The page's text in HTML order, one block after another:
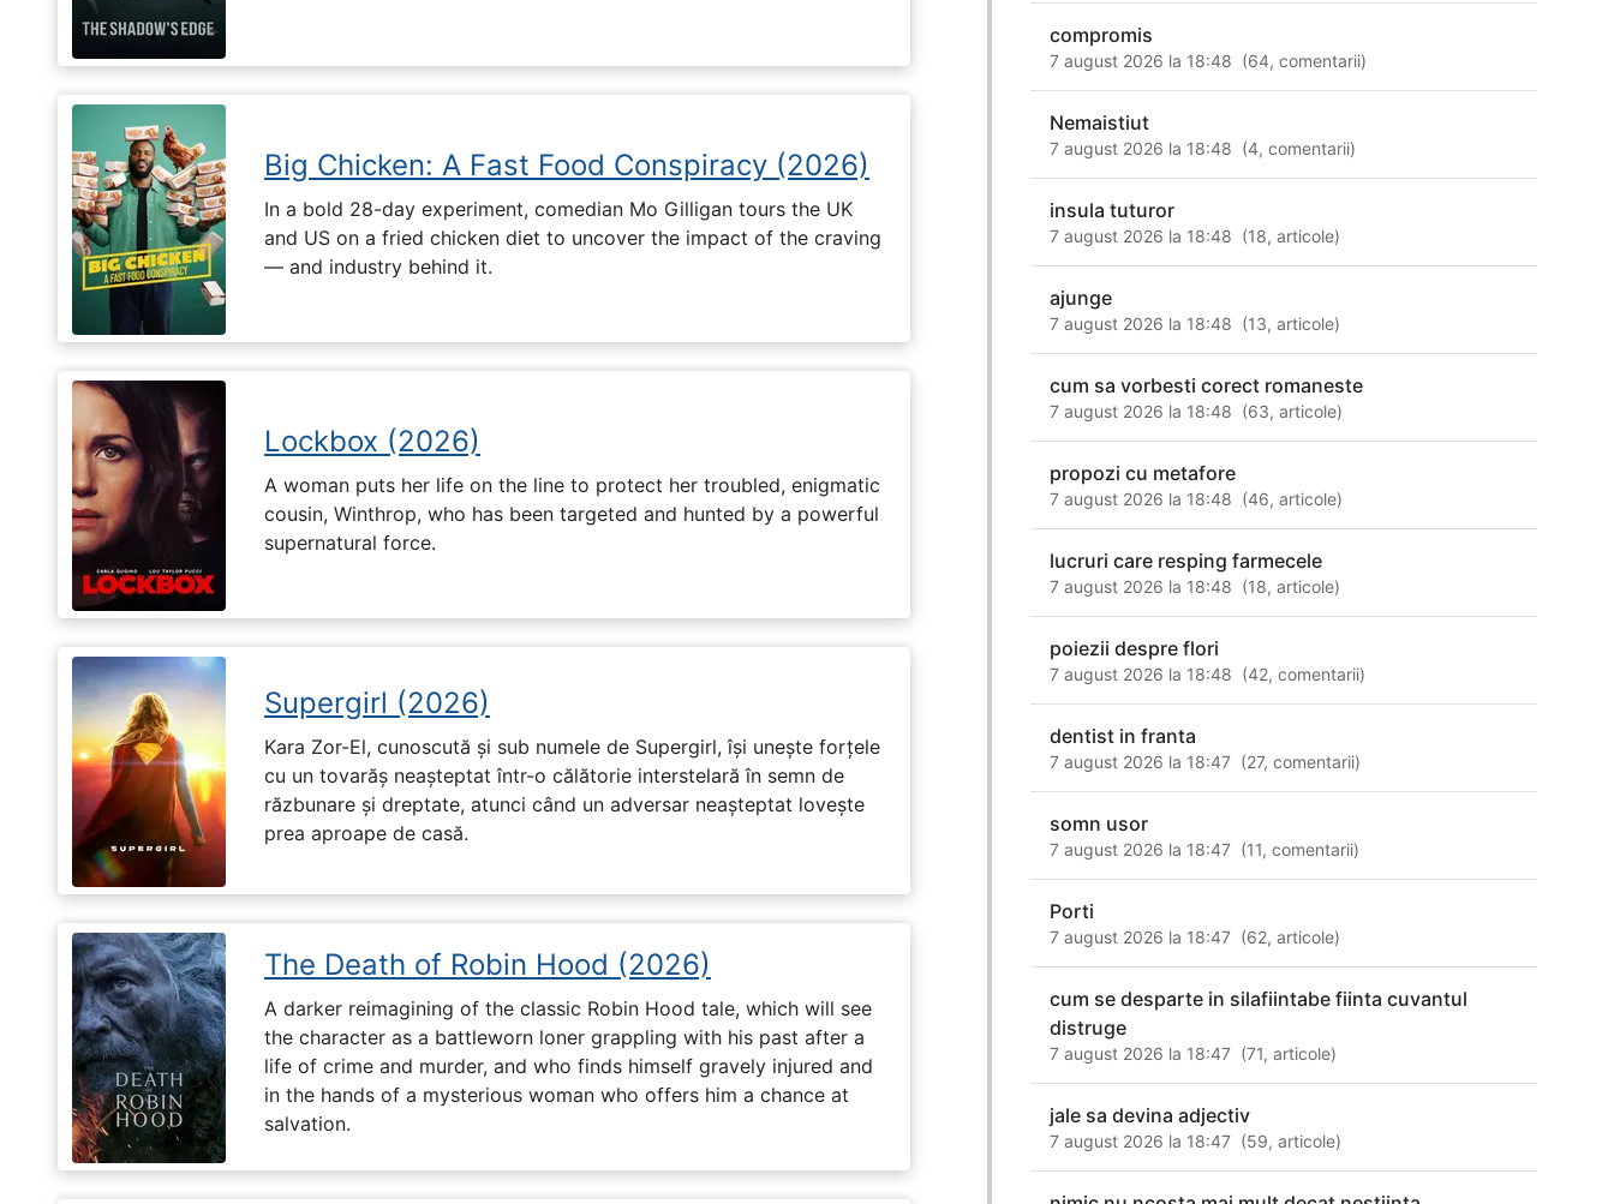
Big Chicken: A Fast Food Conspiracy (2026)
In a bold 28-day experiment, comedian Mo Gilligan tours the UK
and US on a fried chicken diet to uncover the impact of the craving
— and industry behind it.
Lockbox (2026)
A woman puts her life on the line to protect her troubled, enigmatic
cousin, Winthrop, who has been targeted and hunted by a powerful
supernatural force.
Supergirl (2026)
Kara Zor-El, cunoscută și sub numele de Supergirl, își unește forțele
cu un tovarăș neașteptat într-o călătorie interstelară în semn de
răzbunare și dreptate, atunci când un adversar neașteptat lovește
prea aproape de casă.
The Death of Robin Hood (2026)
A darker reimagining of the classic Robin Hood tale, which will see
the character as a battleworn loner grappling with his past after a
life of crime and murder, and who finds himself gravely injured and
in the hands of a mysterious woman who offers him a chance at
salvation.
compromis
7 august 2026 la 18:48 (64,comentarii)
Nemaistiut
7 august 2026 la 18:48 (4,comentarii)
insula tuturor
7 august 2026 la 18:48 (18,articole)
ajunge
7 august 2026 la 18:48 (13,articole)
cum sa vorbesti corect romaneste
7 august 2026 la 18:48 (63,articole)
propozi cu metafore
7 august 2026 la 18:48 (46,articole)
lucruri care resping farmecele
7 august 2026 la 18:48 (18,articole)
poiezii despre flori
7 august 2026 la 18:48 (42,comentarii)
dentist in franta
7 august 2026 la 18:47 (27,comentarii)
somn usor
7 august 2026 la 18:47 (11,comentarii)
Porti
7 august 2026 la 18:47 (62,articole)
cum se desparte in silafiintabe fiinta cuvantul
distruge
7 august 2026 la 18:47 (71,articole)
jale sa devina adjectiv
7 august 2026 la 18:47 (59,articole)